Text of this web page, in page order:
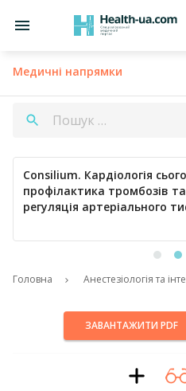
Медичні напрямки
Consilium. Кардіологія
профілактика тромбозів
регуляція артеріального
Головна Анестезіологія та
ЗАВАНТАЖИТИ PDF